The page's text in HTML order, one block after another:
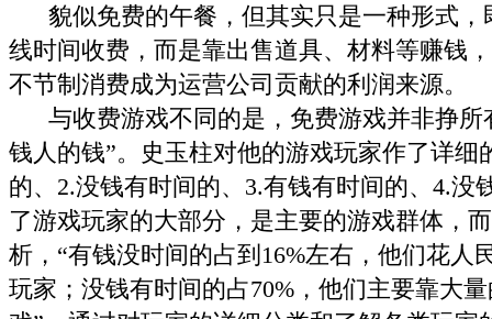
貌似免费的午餐，但其实只是一种形式，
线时间收费，而是靠出售道具、材料等赚钱
不节制消费成为运营公司贡献的利润来源。
与收费游戏不同的是，免费游戏并非挣所
钱人的钱”。史玉柱对他的游戏玩家作了详细
的、2.没钱有时间的、3.有钱有时间的、4.没
了游戏玩家的大部分，是主要的游戏群体，
析，“有钱没时间的占到16%左右，他们花人
玩家；没钱有时间的占70%，他们主要靠大